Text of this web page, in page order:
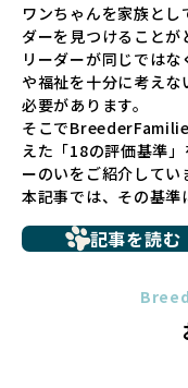
長するための環境が
での間に過密な環境や
少なくありません。
の問題につながりや
は言えません。
こうした背景から、
さない直接販売を採
ペットショップを利用
ん。
ペットショップを避け
法令レベルの最低基
ものに過ぎず、ワン
ワンちゃんを家族と
ダーを見つけること
リーダーが同じでは
や福祉を十分に考え
必要があります。
そこで
えた「18の評価基準
ーのいをご紹介してい
本記事では、その基準
に断尾（しっぽを切
ことがあります。
これは痛みを伴う処
記事を読む